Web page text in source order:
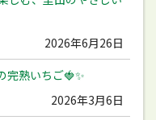
2026年6月26日
完熟いちご🍓✨
2026年3月6日